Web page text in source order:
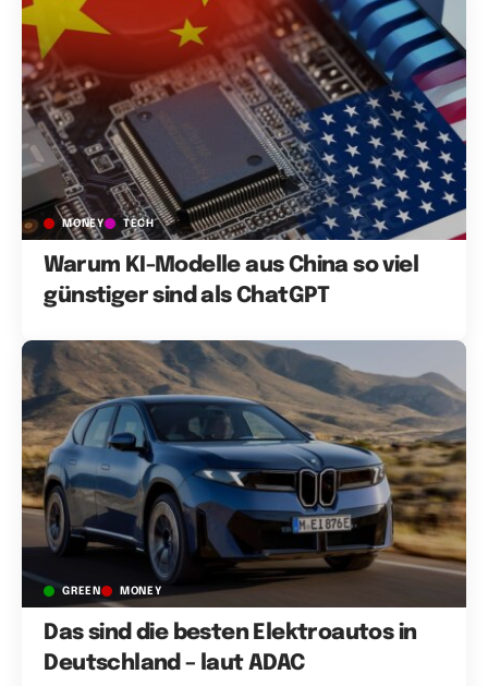
MONEY TECH
Warum KI-Modelle aus China so viel
günstiger sind als ChatGPT
GREEN MONEY
Das sind die besten Elektroautos in
Deutschland – laut ADAC